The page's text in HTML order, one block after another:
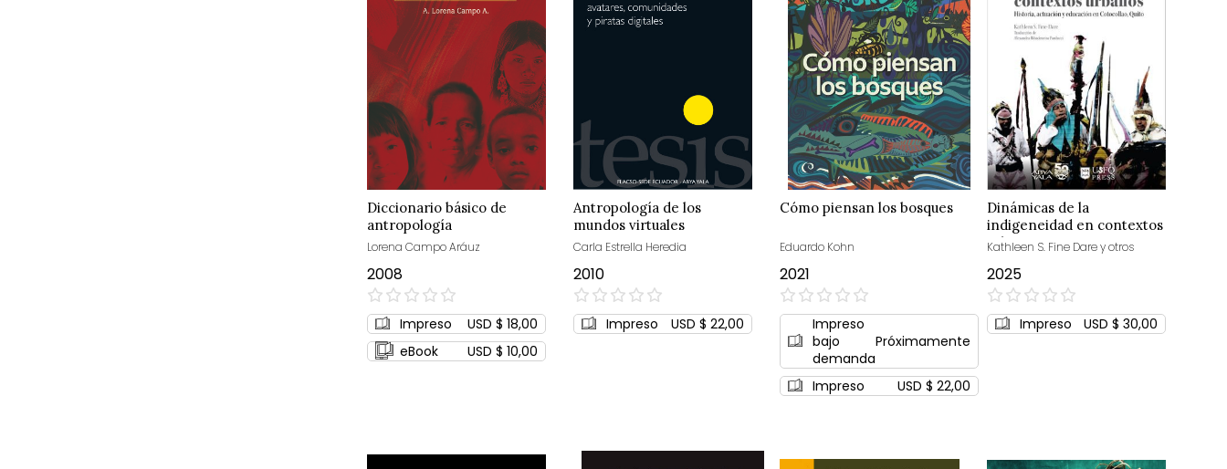
Diccionario básico de
antropología
Lorena Campo Aráuz
2008
0%
Impreso
USD $ 18,00
eBook
USD $ 10,00
Antropología de los
mundos virtuales
Carla Estrella Heredia
2010
0%
Impreso USD $ 22,00
Cómo piensan los bosques
Eduardo Kohn
2021
0%
Impreso
bajo
demanda
Próximamente
Impreso USD $ 22,00
Dinámicas de la
indigeneidad en contextos
urbanos:
Kathleen S. Fine Dare y otros
2025
0%
Impreso USD $ 30,00